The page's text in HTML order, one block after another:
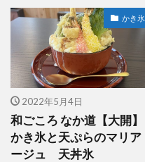
かき氷
2022年5月4日
和ごころ なか道【大開】
かき氷と天ぷらのマリア
ージュ 天丼氷